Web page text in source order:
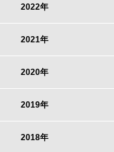
2022年
2021年
2020年
2019年
2018年